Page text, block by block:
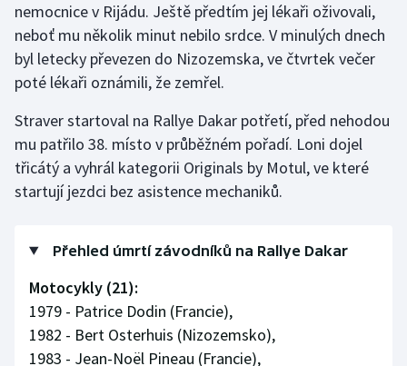
Golf
Gymnastika
Jezdectví
Judo
Lyže a snowboard
nemocnice v Rijádu. Ještě předtím jej lékaři oživovali,
neboť mu několik minut nebilo srdce. V minulých dnech
byl letecky převezen do Nizozemska, ve čtvrtek večer
poté lékaři oznámili, že zemřel.
Straver startoval na Rallye Dakar potřetí, před nehodou
mu patřilo 38. místo v průběžném pořadí. Loni dojel
třicátý a vyhrál kategorii Originals by Motul, ve které
startují jezdci bez asistence mechaniků.
Přehled úmrtí závodníků na Rallye Dakar
Motocykly (21):
1979 - Patrice Dodin (Francie),
1982 - Bert Osterhuis (Nizozemsko),
1983 - Jean-Noël Pineau (Francie),